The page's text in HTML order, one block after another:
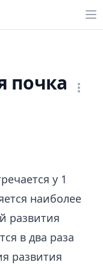
почка
у 1
наиболее
развития
в два раза
развития